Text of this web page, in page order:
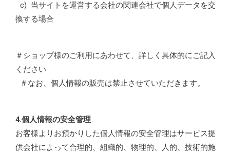
c) 当サイトを運営する会社の関連会社で個人データを交
換する場合
＃ショップ様のご利用にあわせて、詳しく具体的にご記入
ください
＃なお、個人情報の販売は禁止させていただきます。
4.個人情報の安全管理
お客様よりお預かりした個人情報の安全管理はサービス提
供会社によって合理的、組織的、物理的、人的、技術的施